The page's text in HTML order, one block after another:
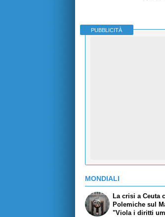
PUBBLICITÀ
MONDIALI
La crisi a Ceuta
Polemiche sul
"Viola i diritti